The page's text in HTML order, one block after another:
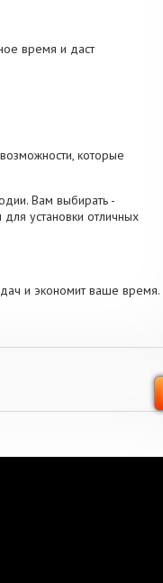
время и даст
которые
Вам выбирать -
установки отличных
и экономит ваше время.